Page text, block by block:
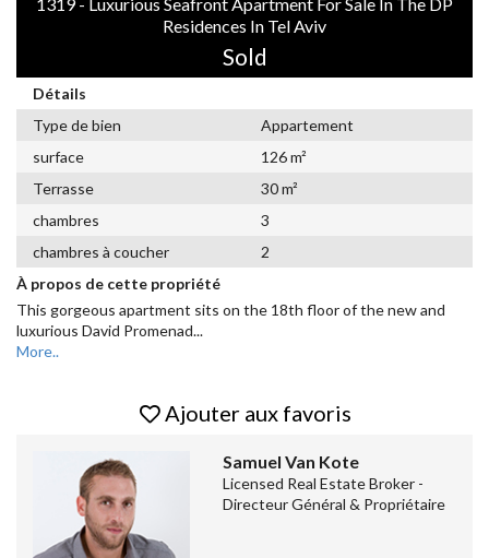
Residences In Tel Aviv
Sold
Détails
Type de bien
Appartement
surface
126 m²
Terrasse
30 m²
chambres
3
chambres à coucher
2
À propos de cette propriété
This gorgeous apartment sits on the 18th floor of the new and
luxurious David Promenad...
More..
Ajouter aux favoris
Samuel Van Kote
Licensed Real Estate Broker -
Directeur Général & Propriétaire